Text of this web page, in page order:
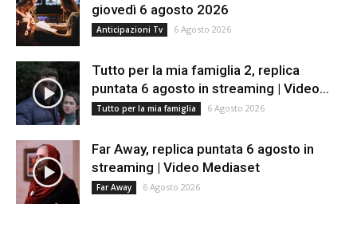
giovedì 6 agosto 2026
Anticipazioni Tv 6 Agosto 2026
Tutto per la mia famiglia 2, replica
puntata 6 agosto in streaming | Video...
Tutto per la mia famiglia 6 Agosto 2026
Far Away, replica puntata 6 agosto in
streaming | Video Mediaset
Far Away 6 Agosto 2026